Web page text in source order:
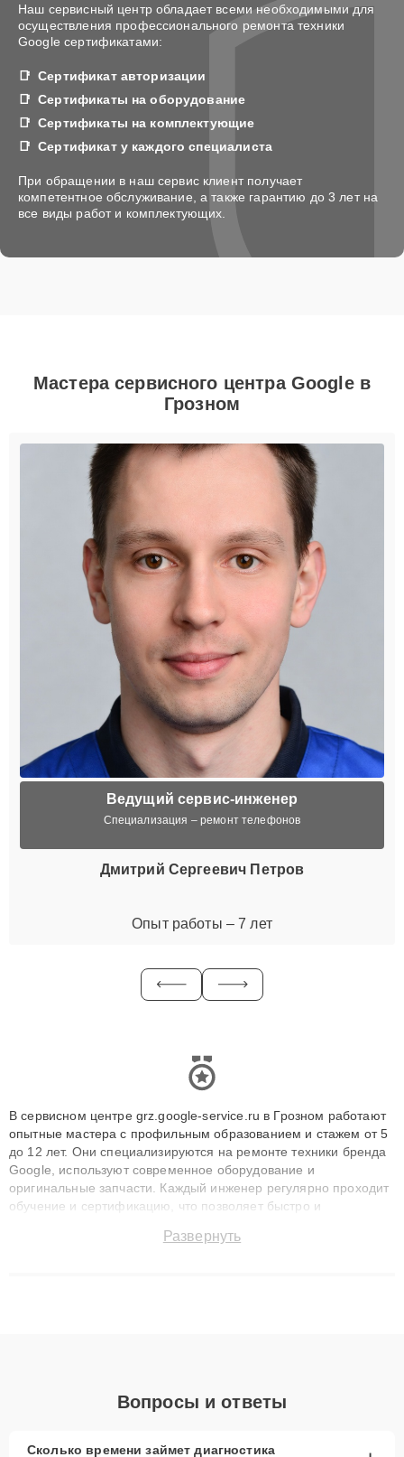
Наш сервисный центр обладает всеми необходимыми для
осуществления профессионального ремонта техники
Google сертификатами:
Сертификат авторизации
Сертификаты на оборудование
Сертификаты на комплектующие
Сертификат у каждого специалиста
При обращении в наш сервис клиент получает
компетентное обслуживание, а также гарантию до 3 лет на
все виды работ и комплектующих.
Мастера сервисного центра Google в
Грозном
Ведущий сервис-инженер
Специализация – ремонт телефонов
Дмитрий Сергеевич Петров
Опыт работы – 7 лет
В сервисном центре grz.google-service.ru в Грозном работают
опытные мастера с профильным образованием и стажем от 5
до 12 лет. Они специализируются на ремонте техники бренда
Google, используют современное оборудование и
оригинальные запчасти. Каждый инженер регулярно проходит
обучение и сертификацию, что позволяет быстро и
сохранением гарантии до 3 лет. Наши мастера решают
Развернуть
Вопросы и ответы
Сколько времени займет диагностика